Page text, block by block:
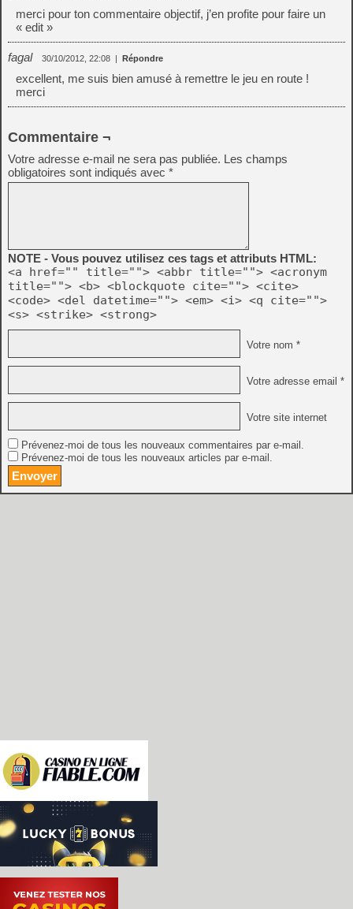
merci pour ton commentaire objectif, j’en profite pour faire un
« edit »
fagal 30/10/2012, 22:08 | Répondre
excellent, me suis bien amusé à remettre le jeu en route !
merci
Commentaire ¬
Votre adresse e-mail ne sera pas publiée. Les champs
obligatoires sont indiqués avec *
NOTE - Vous pouvez utilisez ces tags et attributs HTML:
<a href="" title=""> <abbr title=""> <acronym
title=""> <b> <blockquote cite=""> <cite>
<code> <del datetime=""> <em> <i> <q cite="">
<s> <strike> <strong>
Votre nom *
Votre adresse email *
Votre site internet
Prévenez-moi de tous les nouveaux commentaires par e-mail.
Prévenez-moi de tous les nouveaux articles par e-mail.